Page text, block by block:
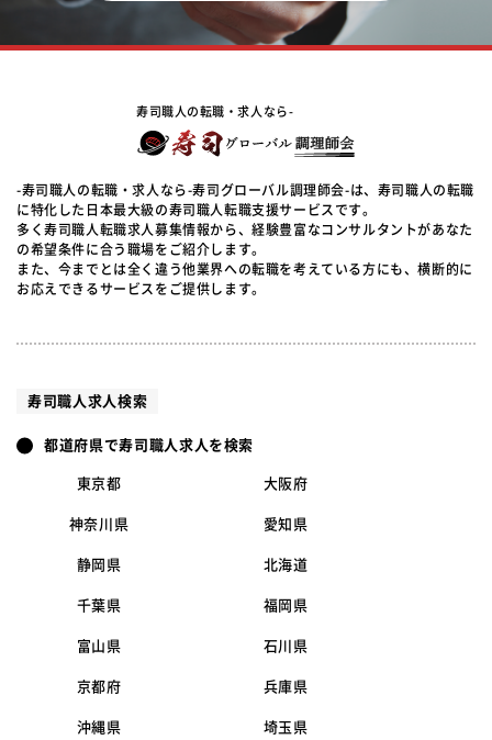
寿司職人の転職・求人なら-
-寿司職人の転職・求人なら-寿司グローバル調理師会-は、寿司職人の転職
に特化した日本最大級の寿司職人転職支援サービスです。
多く寿司職人転職求人募集情報から、経験豊富なコンサルタントがあなた
の希望条件に合う職場をご紹介します。
また、今までとは全く違う他業界への転職を考えている方にも、横断的に
お応えできるサービスをご提供します。
寿司職人求人検索
都道府県で寿司職人求人を検索
東京都 大阪府
神奈川県 愛知県
静岡県 北海道
千葉県 福岡県
富山県 石川県
京都府 兵庫県
沖縄県 埼玉県